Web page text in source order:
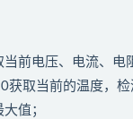
前电压、电流、电
取当前的温度，
值；